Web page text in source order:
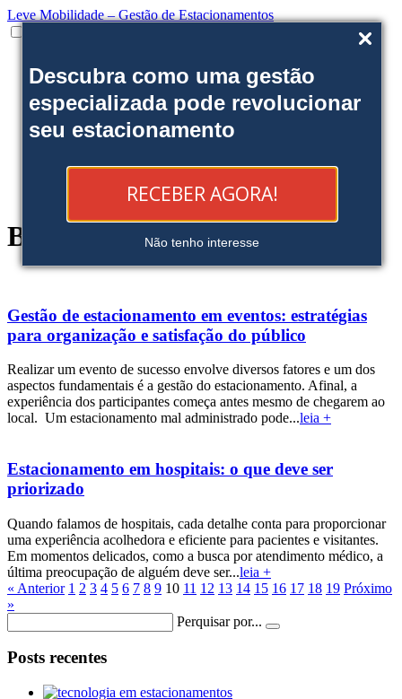
Descubra como uma gestão
especializada pode revolucionar
seu estacionamento
RECEBER AGORA!
Não tenho interesse
Leve Mobilidade – Gestão de Estacionamentos
Onde estamos
Nossas soluções
Clientes
Fale Conosco
Reserve sua Vaga
Blog
Gestão de estacionamento em eventos: estratégias
para organização e satisfação do público
Realizar um evento de sucesso envolve diversos fatores e um dos
aspectos fundamentais é a gestão do estacionamento. Afinal, a
experiência dos participantes começa antes mesmo de chegarem ao
local. Um estacionamento mal administrado pode...leia +
Estacionamento em hospitais: o que deve ser
priorizado
Quando falamos de hospitais, cada detalhe conta para proporcionar
uma experiência acolhedora e eficiente para pacientes e visitantes.
Em momentos delicados, como a busca por atendimento médico, a
última preocupação de alguém deve ser...leia +
« Anterior 1 2 3 4 5 6 7 8 9 10 11 12 13 14 15 16 17 18 19 Próximo
»
Perquisar por...
Posts recentes